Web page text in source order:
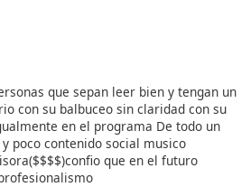
que sepan leer bien y tengan un
con su balbuceo sin claridad con su
en el programa De todo un
poco contenido social musico
que en el futuro